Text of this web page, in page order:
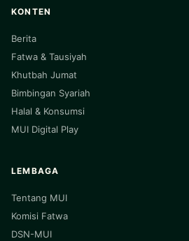
KONTEN
Berita
Fatwa & Tausiyah
Khutbah Jumat
Bimbingan Syariah
Halal & Konsumsi
MUI Digital Play
LEMBAGA
Tentang MUI
Komisi Fatwa
DSN-MUI